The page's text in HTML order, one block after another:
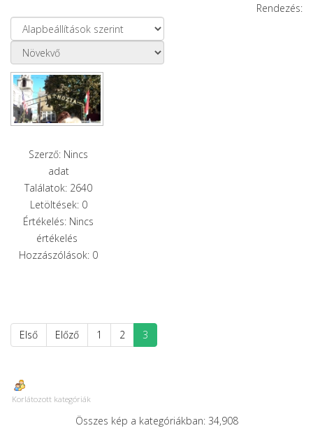
Rendezés:
Szerző: Nincs
adat
Találatok: 2640
Letöltések: 0
Értékelés: Nincs
értékelés
Hozzászólások: 0
Első Előző 1 2 3
Korlátozott kategóriák
Összes kép a kategóriákban: 34,908